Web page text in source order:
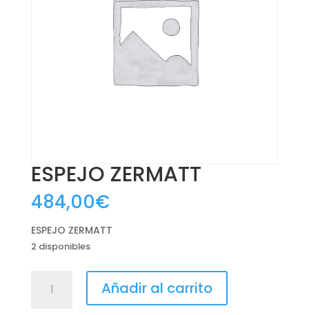
ESPEJO ZERMATT
484,00€
ESPEJO ZERMATT
2 disponibles
ZERMATT
Añadir al carrito